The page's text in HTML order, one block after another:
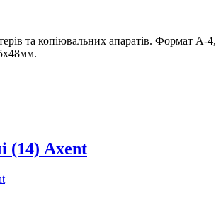
та копіювальних апаратів. Формат А-4,
(14) Axent